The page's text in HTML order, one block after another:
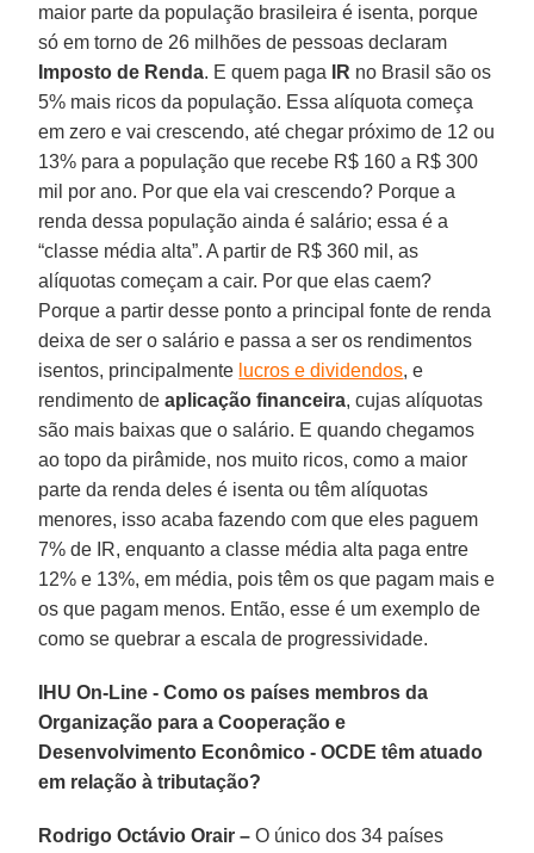
maior parte da população brasileira é isenta, porque
só em torno de 26 milhões de pessoas declaram
Imposto de Renda. E quem paga IR no Brasil são os
5% mais ricos da população. Essa alíquota começa
em zero e vai crescendo, até chegar próximo de 12 ou
13% para a população que recebe R$ 160 a R$ 300
mil por ano. Por que ela vai crescendo? Porque a
renda dessa população ainda é salário; essa é a
“classe média alta”. A partir de R$ 360 mil, as
alíquotas começam a cair. Por que elas caem?
Porque a partir desse ponto a principal fonte de renda
deixa de ser o salário e passa a ser os rendimentos
isentos, principalmente lucros e dividendos, e
rendimento deaplicação financeira, cujas alíquotas
são mais baixas que o salário. E quando chegamos
ao topo da pirâmide, nos muito ricos, como a maior
parte da renda deles é isenta ou têm alíquotas
menores, isso acaba fazendo com que eles paguem
7% de IR, enquanto a classe média alta paga entre
12% e 13%, em média, pois têm os que pagam mais e
os que pagam menos. Então, esse é um exemplo de
como se quebrar a escala de progressividade.
IHU On-Line - Como os países membros da
Organização para a Cooperação e
Desenvolvimento Econômico - OCDE têm atuado
em relação à tributação?
Rodrigo Octávio Orair – O único dos 34 países